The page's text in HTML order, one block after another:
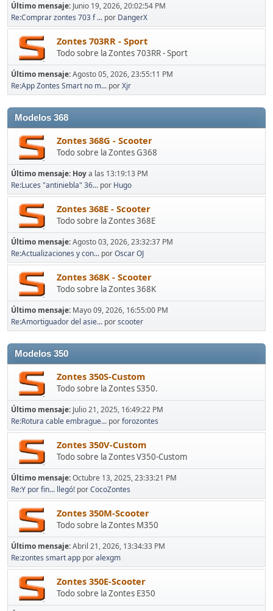
Último mensaje: Junio 19, 2026, 20:02:54 PM
Re:Comprar zontes 703 f ... por DangerX
Zontes 703RR - Sport
Todo sobre la Zontes 703RR - Sport
Último mensaje:Agosto 05, 2026, 23:55:11 PM
Re:App Zontes Smart no m... porXjr
Modelos 368
Zontes 368G - Scooter
Todo sobre la Zontes G368
Último mensaje: Hoya las 13:19:13 PM
Re:Luces "antiniebla" 36... por Hugo
Zontes 368E - Scooter
Todo sobre la Zontes 368E
Último mensaje:Agosto 03, 2026, 23:32:37 PM
Re:Actualizaciones y con... porOscar OJ
Zontes 368K - Scooter
Todo sobre la Zontes 368K
Último mensaje: Mayo 09, 2026, 16:55:00 PM
Re:Amortiguador del asie... porscooter
Modelos 350
Zontes 350S-Custom
Todo sobre la Zontes S350.
Último mensaje: Julio 21, 2025, 16:49:22 PM
Re:Rotura cable embrague... porforozontes
Zontes 350V-Custom
Todo sobre la Zontes V350-Custom
Último mensaje:Octubre 13, 2025, 23:33:21 PM
Re:Y por fin... llegó! porCocoZontes
Zontes 350M-Scooter
Todo sobre la Zontes M350
Último mensaje:Abril 21, 2026, 13:34:33 PM
Re:zontes smart app poralexgm
Zontes 350E-Scooter
Todo sobre la Zontes E350